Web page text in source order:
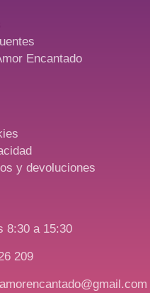
Encantado
y devoluciones
8:30 a 15:30
209